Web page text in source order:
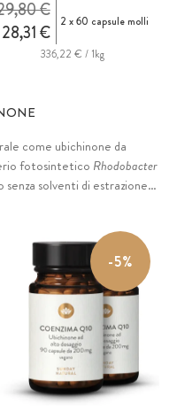
28,31 €
€ 2 x 60 capsule molli
336,22 € / 1kg
come ubichinone da
fotosintetico Rhodobacter
solventi di estrazione
-5%